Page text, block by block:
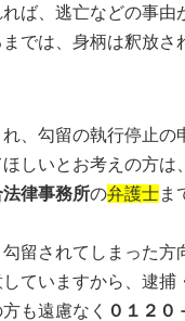
ば、逃亡などの事由
では、身柄は釈放さ
、勾留の執行停止の
ほしいとお考えの方は
律事務所の弁護士ま
留されてしまった方
していますから、逮捕
も遠慮なく ０１２０